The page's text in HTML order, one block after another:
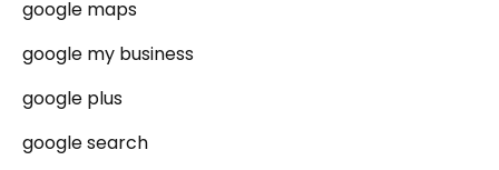
google maps
google my business
google plus
google search